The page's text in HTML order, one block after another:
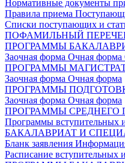
Нормативные документы
Правила приема
Списки поступающих и
ПОФАМИЛЬНЫЙ
ПРОГРАММЫ
Заочная форма Очная форма
ПРОГРАММЫ
Заочная форма Очная форма
ПРОГРАММЫ
Заочная форма Очная форма
ПРОГРАММЫ СРЕДНЕГО
Программы вступительных
БАКАЛАВРИАТ И
Бланк заявления
Расписание вступительных